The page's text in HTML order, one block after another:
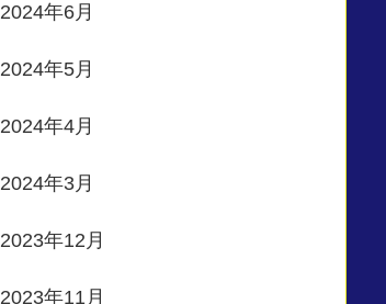
2024年6月
2024年5月
2024年4月
2024年3月
2023年12月
2023年11月